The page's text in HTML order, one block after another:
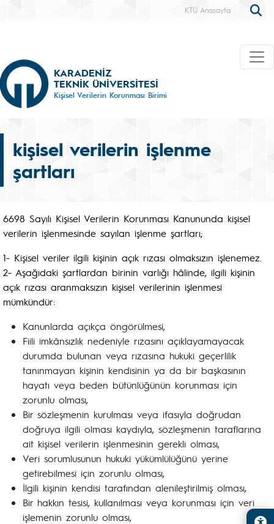
KTÜ Anasayfa
KARADENİZ
TEKNİK ÜNİVERSİTESİ
Kişisel Verilerin Korunması Birimi
kişisel verilerin işlenme
şartları
6698 Sayılı Kişisel Verilerin Korunması Kanununda kişisel
verilerin işlenmesinde sayılan işlenme şartları;
1- Kişisel veriler ilgili kişinin açık rızası olmaksızın işlenemez.
2- Aşağıdaki şartlardan birinin varlığı hâlinde, ilgili kişinin
açık rızası aranmaksızın kişisel verilerinin işlenmesi
mümkündür:
Kanunlarda açıkça öngörülmesi,
Fiili imkânsızlık nedeniyle rızasını açıklayamayacak
durumda bulunan veya rızasına hukuki geçerlilik
tanınmayan kişinin kendisinin ya da bir başkasının
hayatı veya beden bütünlüğünün korunması için
zorunlu olması,
Bir sözleşmenin kurulması veya ifasıyla doğrudan
doğruya ilgili olması kaydıyla, sözleşmenin taraflarına
ait kişisel verilerin işlenmesinin gerekli olması,
Veri sorumlusunun hukuki yükümlülüğünü yerine
getirebilmesi için zorunlu olması,
İlgili kişinin kendisi tarafından alenileştirilmiş olması,
Bir hakkın tesisi, kullanılması veya korunması için veri
işlemenin zorunlu olması,